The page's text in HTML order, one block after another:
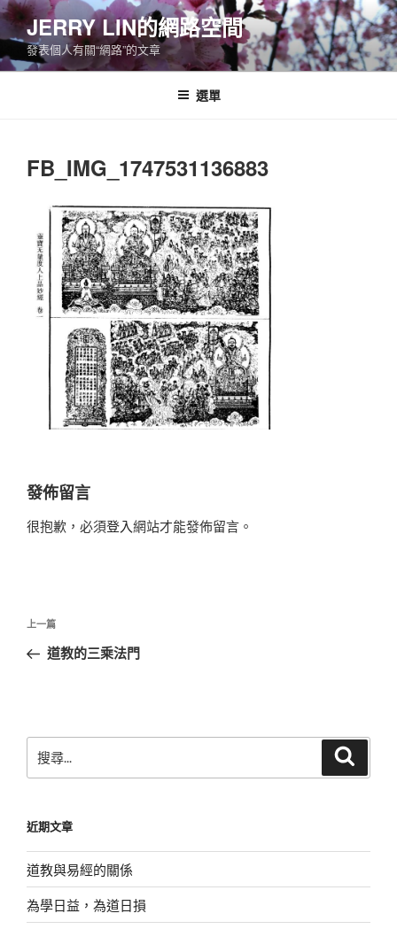
跳
至
主
要
JERRY LIN的網路空間
發表個人有關“網路”的文章
選單
FB_IMG_1747531136883
發佈留言
很抱歉，必須登入網站才能發佈留言。
文
導
上
一
上一篇
道教的三乘法門
尋
字:
近期文章
道教與易經的關係
為學日益，為道日損